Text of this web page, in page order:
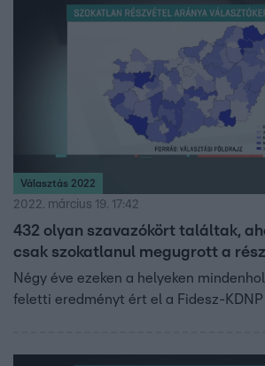
Választás 2022
2022. március 19. 17:42
432 olyan szavazókört találtak,
csak szokatlanul megugrott a
Négy éve ezeken a helyeken
feletti eredményt ért el a Fidesz-